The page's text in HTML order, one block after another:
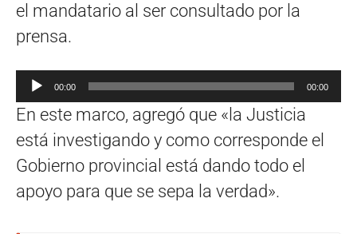
el mandatario al ser consultado por la
prensa.
Reproductor
de
audio
00:00 00:00
En este marco, agregó que «la Justicia
está investigando y como corresponde el
Gobierno provincial está dando todo el
apoyo para que se sepa la verdad».